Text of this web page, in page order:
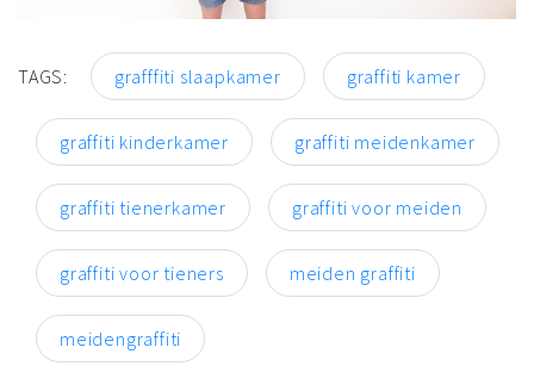
TAGS: grafffiti slaapkamer graffiti kamer
graffiti kinderkamer graffiti meidenkamer
graffiti tienerkamer graffiti voor meiden
graffiti voor tieners meiden graffiti
meidengraffiti